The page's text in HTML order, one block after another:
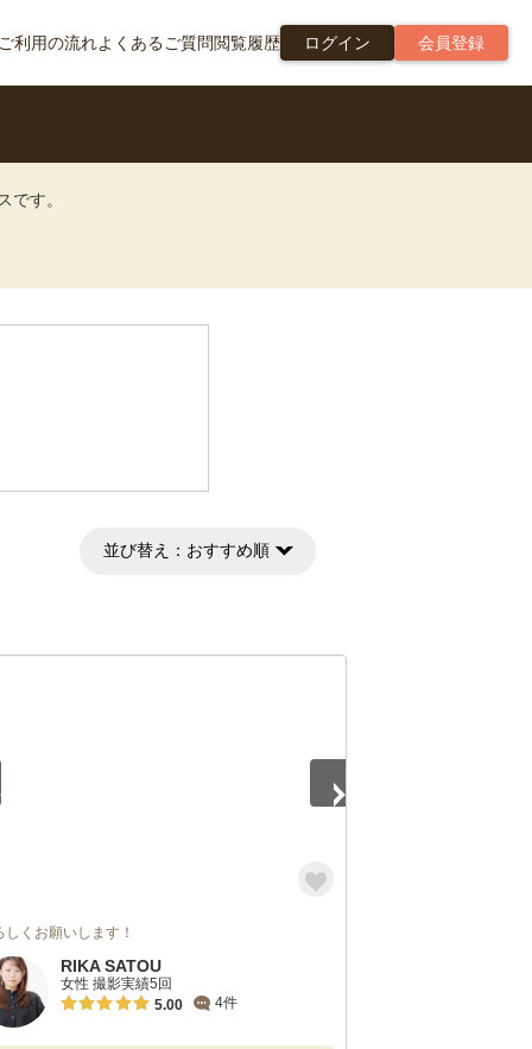
ご利用の流れよくあるご質問閲覧履歴 ログイン 会員登録
です。
並び替え： おすすめ順
しくお願いします！
RIKA SATOU
女性 撮影実績5回
5.00
4件